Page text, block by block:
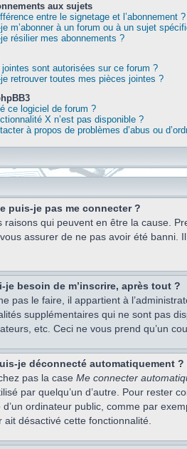
aux sujets
entre le signetage et l’abonnement ?
m’abonner à un forum ou à un sujet
résilier mes abonnements ?
sont autorisées sur ce forum ?
retrouver toutes mes pièces jointes ?
ce logiciel de forum ?
X n’est pas disponible ?
à propos de problèmes d’abus ou
puis-je pas me connecter ?
raisons qui peuvent en être la cause.
assurer de ne pas avoir été banni.
je besoin de m’inscrire, après tout ?
pas le faire, il appartient à
supplémentaires qui ne sont pas
etc. Ceci ne vous prend qu’un
je déconnecté automatiquement ?
pas la case Me connecter
par quelqu’un d’autre. Pour rester
d’un ordinateur public, comme par
ait désactivé cette fonctionnalité.